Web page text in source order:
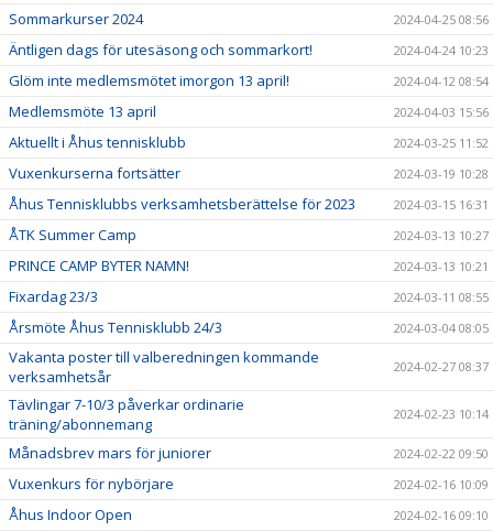
Sommarkurser 2024 2024-04-25 08:56
Äntligen dags för utesäsong och sommarkort! 2024-04-24 10:23
Glöm inte medlemsmötet imorgon 13 april! 2024-04-12 08:54
Medlemsmöte 13 april 2024-04-03 15:56
Aktuellt i Åhus tennisklubb 2024-03-25 11:52
Vuxenkurserna fortsätter 2024-03-19 10:28
Åhus Tennisklubbs verksamhetsberättelse för 2023 2024-03-15 16:31
ÅTK Summer Camp 2024-03-13 10:27
PRINCE CAMP BYTER NAMN! 2024-03-13 10:21
Fixardag 23/3 2024-03-11 08:55
Årsmöte Åhus Tennisklubb 24/3 2024-03-04 08:05
Vakanta poster till valberedningen kommande
verksamhetsår
2024-02-27 08:37
Tävlingar 7-10/3 påverkar ordinarie
träning/abonnemang
2024-02-23 10:14
Månadsbrev mars för juniorer 2024-02-22 09:50
Vuxenkurs för nybörjare 2024-02-16 10:09
Åhus Indoor Open 2024-02-16 09:10